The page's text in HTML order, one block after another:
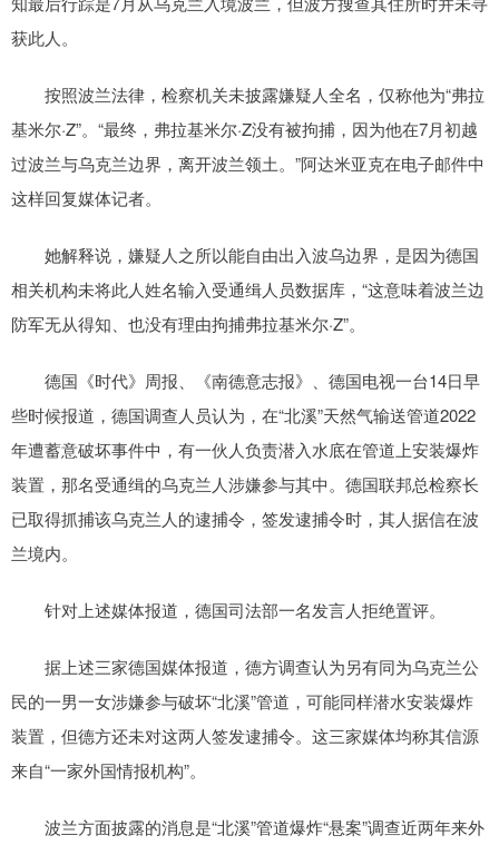
获此人。
按照波兰法律，检察机关未披露嫌疑人全名，仅称他为“弗拉
基米尔·Z”。“最终，弗拉基米尔·Z没有被拘捕，因为他在7月初越
过波兰与乌克兰边界，离开波兰领土。”阿达米亚克在电子邮件中
这样回复媒体记者。
她解释说，嫌疑人之所以能自由出入波乌边界，是因为德国
相关机构未将此人姓名输入受通缉人员数据库，“这意味着波兰边
防军无从得知、也没有理由拘捕弗拉基米尔·Z”。
德国《时代》周报、《南德意志报》、德国电视一台14日早
些时候报道，德国调查人员认为，在“北溪”天然气输送管道2022
年遭蓄意破坏事件中，有一伙人负责潜入水底在管道上安装爆炸
装置，那名受通缉的乌克兰人涉嫌参与其中。德国联邦总检察长
已取得抓捕该乌克兰人的逮捕令，签发逮捕令时，其人据信在波
兰境内。
针对上述媒体报道，德国司法部一名发言人拒绝置评。
据上述三家德国媒体报道，德方调查认为另有同为乌克兰公
民的一男一女涉嫌参与破坏“北溪”管道，可能同样潜水安装爆炸
装置，但德方还未对这两人签发逮捕令。这三家媒体均称其信源
来自“一家外国情报机构”。
波兰方面披露的消息是“北溪”管道爆炸“悬案”调查近两年来外